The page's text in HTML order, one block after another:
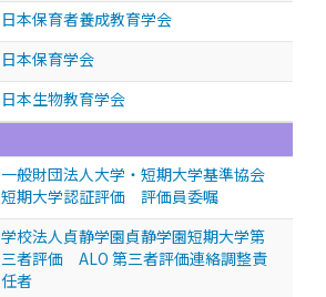
日本保育者養成教育学会
日本保育学会
日本生物教育学会
一般財団法人大学・短期大学基準協会
短期大学認証評価 評価員委嘱
学校法人貞静学園貞静学園短期大学第
三者評価 ALO 第三者評価連絡調整責
任者